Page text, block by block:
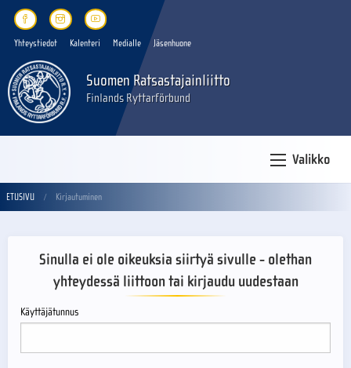
Yhteystiedot Kalenteri Medialle Jäsenhuone
Suomen Ratsastajainliitto
Finlands Ryttarförbund
Valikko
ETUSIVU Kirjautuminen
Sinulla ei ole oikeuksia siirtyä sivulle - olethan
yhteydessä liittoon tai kirjaudu uudestaan
Käyttäjätunnus